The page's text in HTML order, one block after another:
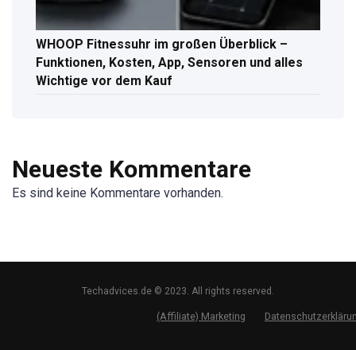
WHOOP Fitnessuhr im großen Überblick –
Funktionen, Kosten, App, Sensoren und alles
Wichtige vor dem Kauf
Neueste Kommentare
Es sind keine Kommentare vorhanden.
Techadvices.de © 2023. All rights reserved.
(Affiliate) Marketing